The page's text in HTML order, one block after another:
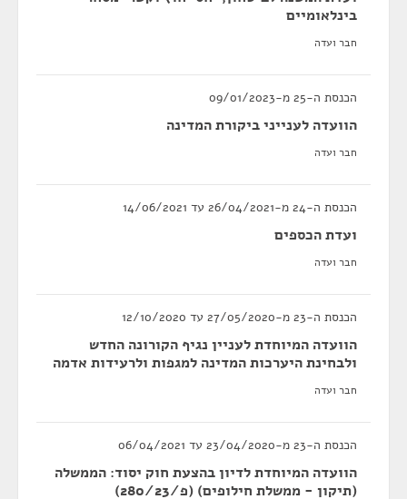
בינלאומיים
חבר ועדה
הכנסת ה-25 מ-09/01/2023
הוועדה לענייני ביקורת המדינה
חבר ועדה
הכנסת ה-24 מ-26/04/2021 עד 14/06/2021
ועדת הכספים
חבר ועדה
הכנסת ה-23 מ-27/05/2020 עד 12/10/2020
הוועדה המיוחדת לעניין נגיף הקורונה החדש
ולבחינת היערכות המדינה למגפות ולרעידות אדמה
חבר ועדה
הכנסת ה-23 מ-23/04/2020 עד 06/04/2021
הוועדה המיוחדת לדיון בהצעת חוק יסוד: הממשלה
(תיקון - ממשלת חילופים) (פ/280/23)